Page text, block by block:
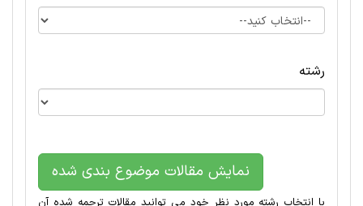
رشته
نمایش مقالات موضوع بندی شده
با انتخاب رشته مورد نظر خود می توانید مقالات ترجمه شده آن